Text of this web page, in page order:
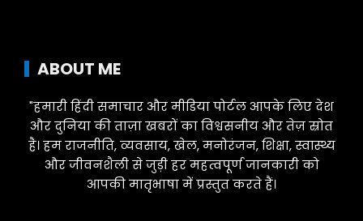
ABOUT ME
"हमारी हिंदी समाचार और मीडिया पोर्टल आपके लिए देश
और दुनिया की ताज़ा खबरों का विश्वसनीय और तेज़ स्रोत
है। हम राजनीति, व्यवसाय, खेल, मनोरंजन, शिक्षा, स्वास्थ्य
और जीवनशैली से जुड़ी हर महत्वपूर्ण जानकारी को
आपकी मातृभाषा में प्रस्तुत करते हैं।